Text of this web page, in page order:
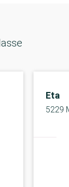
Eta
5229